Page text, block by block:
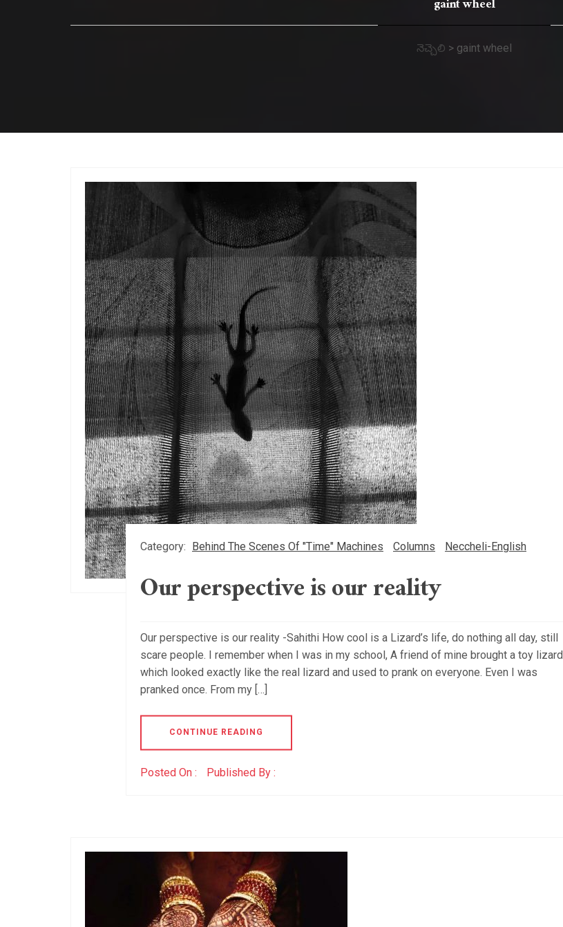
gaint wheel
నెచ్చెలి > gaint wheel
Category: Behind The Scenes Of "Time" Machines Columns Neccheli-English
Our perspective is our reality
Our perspective is our reality -Sahithi How cool is a Lizard’s life, do nothing all day, still
scare people. I remember when I was in my school, A friend of mine brought a toy lizard
which looked exactly like the real lizard and used to prank on everyone. Even I was
pranked once. From my […]
CONTINUE READING
Posted On : Published By :